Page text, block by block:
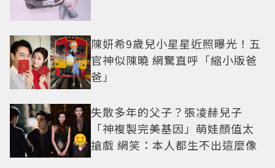
陳妍希9歲兒小星星近照曝光！五
官神似陳曉 網驚直呼「縮小版爸
爸」
失散多年的父子？張凌赫兒子
「神複製完美基因」萌娃顏值太
搶戲 網笑：本人都生不出這麼像